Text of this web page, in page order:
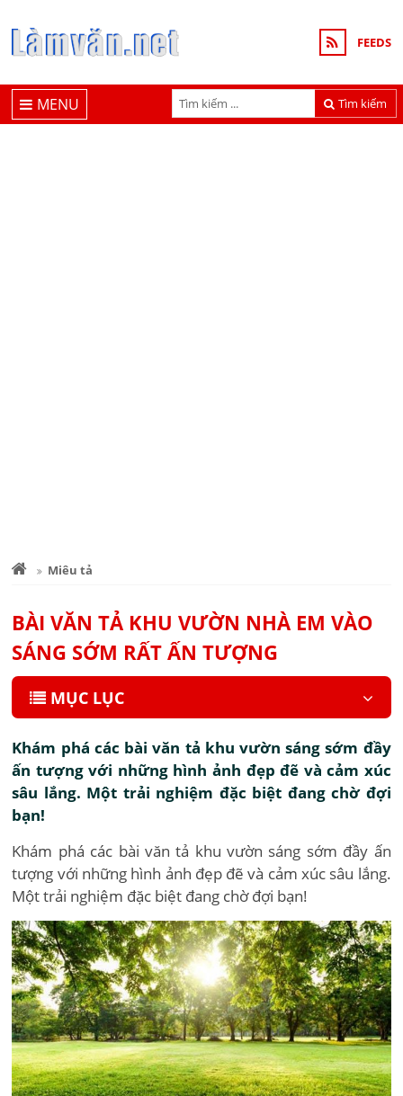
FEEDS
Tìm kiếm
MENU
Miêu tả
BÀI VĂN TẢ KHU VƯỜN NHÀ EM VÀO
SÁNG SỚM RẤT ẤN TƯỢNG
MỤC LỤC
Khám phá các bài văn tả khu vườn sáng sớm đầy
ấn tượng với những hình ảnh đẹp đẽ và cảm xúc
sâu lắng. Một trải nghiệm đặc biệt đang chờ đợi
bạn!
Khám phá các bài văn tả khu vườn sáng sớm đầy ấn
tượng với những hình ảnh đẹp đẽ và cảm xúc sâu lắng.
Một trải nghiệm đặc biệt đang chờ đợi bạn!